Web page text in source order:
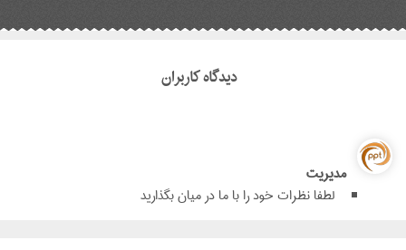
دیدگاه کاربران
مدیریت
لطفا نظرات خود را با ما در میان بگذارید